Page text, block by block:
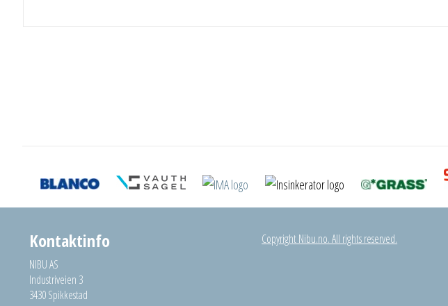
Kontaktinfo
NIBU AS
Industriveien 3
3430 Spikkestad
Copyright Nibu.no. All rights reserved.